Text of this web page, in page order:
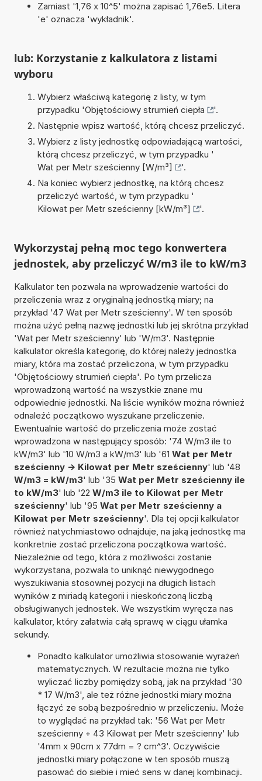
Zamiast '1,76 x 10^5' można zapisać 1,76e5. Litera
'e' oznacza 'wykładnik'.
lub: Korzystanie z kalkulatora z listami
wyboru
Wybierz właściwą kategorię z listy, w tym
przypadku 'Objętościowy strumień ciepła
'.
Następnie wpisz wartość, którą chcesz przeliczyć.
Wybierz z listy jednostkę odpowiadającą wartości,
którą chcesz przeliczyć, w tym przypadku '
Wat per Metr sześcienny [W/m³]
'.
Na koniec wybierz jednostkę, na którą chcesz
przeliczyć wartość, w tym przypadku '
Kilowat per Metr sześcienny [kW/m³]
'.
Wykorzystaj pełną moc tego konwertera
jednostek, aby przeliczyć W/m3 ile to kW/m3
Kalkulator ten pozwala na wprowadzenie wartości do
przeliczenia wraz z oryginalną jednostką miary; na
przykład '47 Wat per Metr sześcienny'. W ten sposób
można użyć pełną nazwę jednostki lub jej skrótna przykład
'Wat per Metr sześcienny' lub 'W/m3'. Następnie
kalkulator określa kategorię, do której należy jednostka
miary, która ma zostać przeliczona, w tym przypadku
'Objętościowy strumień ciepła'. Po tym przelicza
wprowadzoną wartość na wszystkie znane mu
odpowiednie jednostki. Na liście wyników można również
odnaleźć początkowo wyszukane przeliczenie.
Ewentualnie wartość do przeliczenia może zostać
wprowadzona w następujący sposób: '74 W/m3 ile to
kW/m3' lub '10 W/m3 a kW/m3' lub '61 Wat per Metr
sześcienny -> Kilowat per Metr sześcienny' lub '48
W/m3 = kW/m3' lub '35 Wat per Metr sześcienny ile
to kW/m3' lub '22 W/m3 ile to Kilowat per Metr
sześcienny' lub '95 Wat per Metr sześcienny a
Kilowat per Metr sześcienny'. Dla tej opcji kalkulator
również natychmiastowo odnajduje, na jaką jednostkę ma
konkretnie zostać przeliczona początkowa wartość.
Niezależnie od tego, która z możliwości zostanie
wykorzystana, pozwala to uniknąć niewygodnego
wyszukiwania stosownej pozycji na długich listach
wyników z miriadą kategorii i nieskończoną liczbą
obsługiwanych jednostek. We wszystkim wyręcza nas
kalkulator, który załatwia całą sprawę w ciągu ułamka
sekundy.
Ponadto kalkulator umożliwia stosowanie wyrażeń
matematycznych. W rezultacie można nie tylko
wyliczać liczby pomiędzy sobą, jak na przykład '30
* 17 W/m3', ale też różne jednostki miary można
łączyć ze sobą bezpośrednio w przeliczeniu. Może
to wyglądać na przykład tak: '56 Wat per Metr
sześcienny + 43 Kilowat per Metr sześcienny' lub
'4mm x 90cm x 77dm = ? cm^3'. Oczywiście
jednostki miary połączone w ten sposób muszą
pasować do siebie i mieć sens w danej kombinacji.